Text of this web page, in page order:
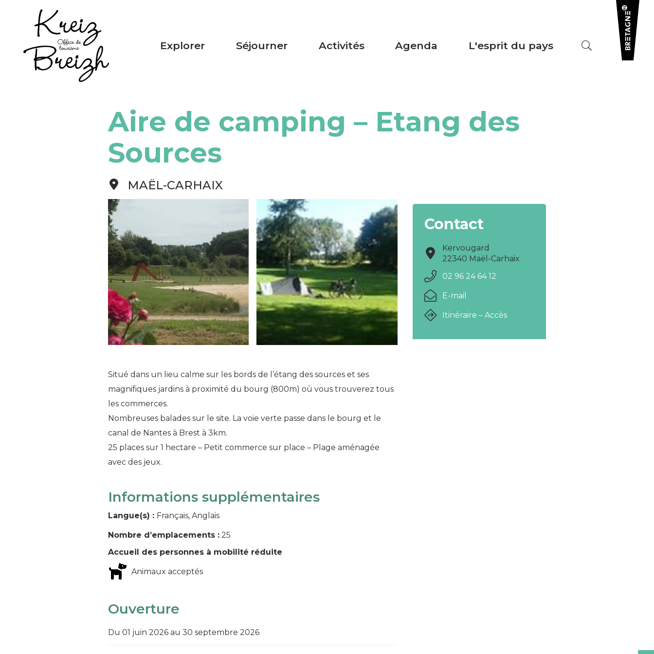
Panneau de gestion des cookies
Explorer Séjourner Activités Agenda L'esprit du pays
Aire de camping – Etang des
Sources
MAËL-CARHAIX
Situé dans un lieu calme sur les bords de l’étang des sources et ses
magnifiques jardins à proximité du bourg (800m) où vous trouverez tous
les commerces.
Nombreuses balades sur le site. La voie verte passe dans le bourg et le
canal de Nantes à Brest à 3km.
25 places sur 1 hectare – Petit commerce sur place – Plage aménagée
avec des jeux.
Informations supplémentaires
Langue(s) : Français, Anglais
Nombre d’emplacements : 25
Accueil des personnes à mobilité réduite
Animaux acceptés
Ouverture
Du 01 juin 2026 au 30 septembre 2026
Contact
Kervougard
22340 Maël-Carhaix
02 96 24 64 12
E-mail
Itinéraire – Accès